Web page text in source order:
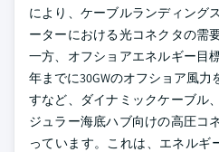
により、ケーブルランディング
ーターにおける光コネクタの需
一方、オフショアエネルギー目
年までに30GWのオフショア風力
すなど、ダイナミックケーブル
ジュラー海底ハブ向けの高圧コ
っています。これは、エネルギ